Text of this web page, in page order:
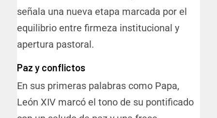
señala una nueva etapa marcada por el
equilibrio entre firmeza institucional y
apertura pastoral.
Paz y conflictos
En sus primeras palabras como Papa,
León XIV marcó el tono de su pontificado